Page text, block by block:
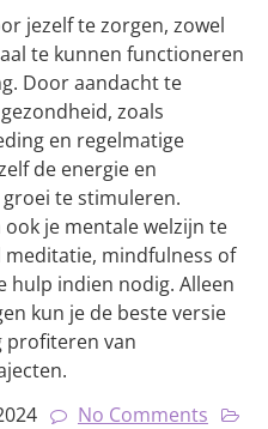
jezelf te zorgen, zowel
te kunnen functioneren
Door aandacht te
zoals
en regelmatige
de energie en
te stimuleren.
je mentale welzijn te
mindfulness of
hulp indien nodig. Alleen
kun je de beste versie
profiteren van
No Comments